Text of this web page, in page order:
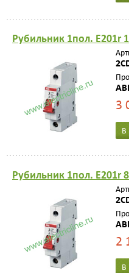
Рубильник 1пол. E201r
3
В
Рубильник 1пол. E201r
2
В